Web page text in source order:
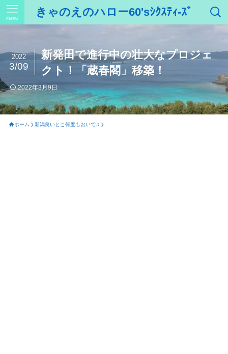
きゃのえのハロー60'sｼｸｽﾃｨ-ｽﾞ
menu
新発田で進行中の壮大なプロジェ
クト！「蔵春閣」移築！
2022
3/09
2022年3月9日
ホーム 新潟良いとこ何度もおいで♫